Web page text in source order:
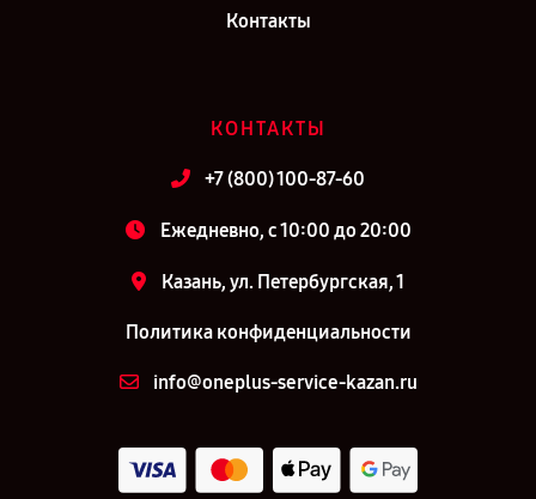
Контакты
КОНТАКТЫ
+7 (800) 100-87-60
Ежедневно, с 10:00 до 20:00
Казань, ул. Петербургская, 1
Политика конфиденциальности
info@oneplus-service-kazan.ru